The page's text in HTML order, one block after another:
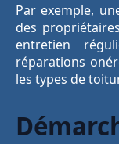
Par exemple,
des
entretien
réparations
les types de